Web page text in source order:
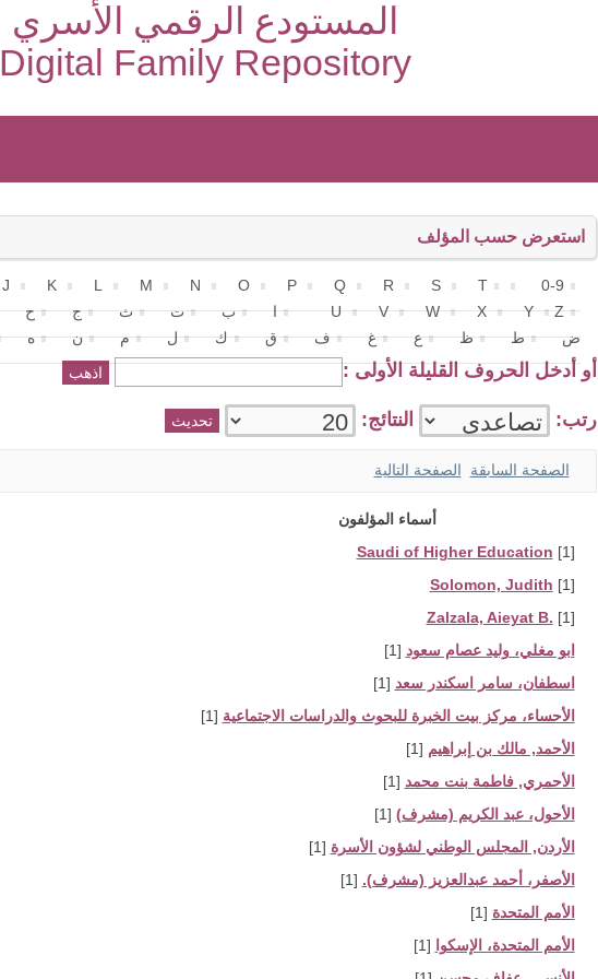
المستودع الرقمي الأسري
Digital Family Repository
استعرض حسب المؤلف
0-9
J K L M N O P Q R S
T
U
V W X Y Z ا ب ت ث ج ح
ض
ط ظ ع غ ف ق ك ل م ن ه
أو أدخل الحروف القليلة الأولى :
رتب: النتائج:
الصفحة السابقة الصفحة التالية
أسماء المؤلفون
Saudi of Higher Education [1]
Solomon, Judith [1]
Zalzala, Aieyat B. [1]
ابو مغلي، وليد عصام سعود [1]
اسطفان، سامر اسكندر سعد [1]
الأحساء، مركز بيت الخبرة للبحوث والدراسات الاجتماعية [1]
الأحمد, مالك بن إبراهيم [1]
الأحمري, فاطمة بنت محمد [1]
الأحول، عبد الكريم (مشرف) [1]
الأردن, المجلس الوطني لشؤون الأسرة [1]
الأصفر، أحمد عبدالعزيز (مشرف). [1]
الأمم المتحدة [1]
الأمم المتحدة، الإسكوا
[1]